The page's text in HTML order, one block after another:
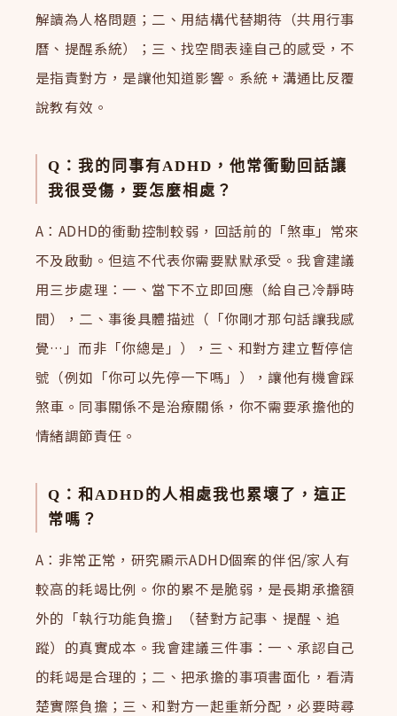
解讀為人格問題；二、用結構代替期待（共用行事
曆、提醒系統）；三、找空間表達自己的感受，不
是指責對方，是讓他知道影響。系統 + 溝通比反覆
說教有效。
Q：我的同事有ADHD，他常衝動回話讓
我很受傷，要怎麼相處？
A：ADHD的衝動控制較弱，回話前的「煞車」常來
不及啟動。但這不代表你需要默默承受。我會建議
用三步處理：一、當下不立即回應（給自己冷靜時
間），二、事後具體描述（「你剛才那句話讓我感
覺…」而非「你總是」），三、和對方建立暫停信
號（例如「你可以先停一下嗎」），讓他有機會踩
煞車。同事關係不是治療關係，你不需要承擔他的
情緒調節責任。
Q：和ADHD的人相處我也累壞了，這正
常嗎？
A：非常正常，研究顯示ADHD個案的伴侶/家人有
較高的耗竭比例。你的累不是脆弱，是長期承擔額
外的「執行功能負擔」（替對方記事、提醒、追
蹤）的真實成本。我會建議三件事：一、承認自己
的耗竭是合理的；二、把承擔的事項書面化，看清
楚實際負擔；三、和對方一起重新分配，必要時尋